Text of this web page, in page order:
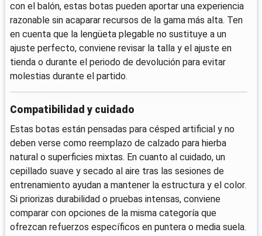
con el balón, estas botas pueden aportar una experiencia
razonable sin acaparar recursos de la gama más alta. Ten
en cuenta que la lengüeta plegable no sustituye a un
ajuste perfecto, conviene revisar la talla y el ajuste en
tienda o durante el periodo de devolución para evitar
molestias durante el partido.
Compatibilidad y cuidado
Estas botas están pensadas para césped artificial y no
deben verse como reemplazo de calzado para hierba
natural o superficies mixtas. En cuanto al cuidado, un
cepillado suave y secado al aire tras las sesiones de
entrenamiento ayudan a mantener la estructura y el color.
Si priorizas durabilidad o pruebas intensas, conviene
comparar con opciones de la misma categoría que
ofrezcan refuerzos específicos en puntera o media suela.